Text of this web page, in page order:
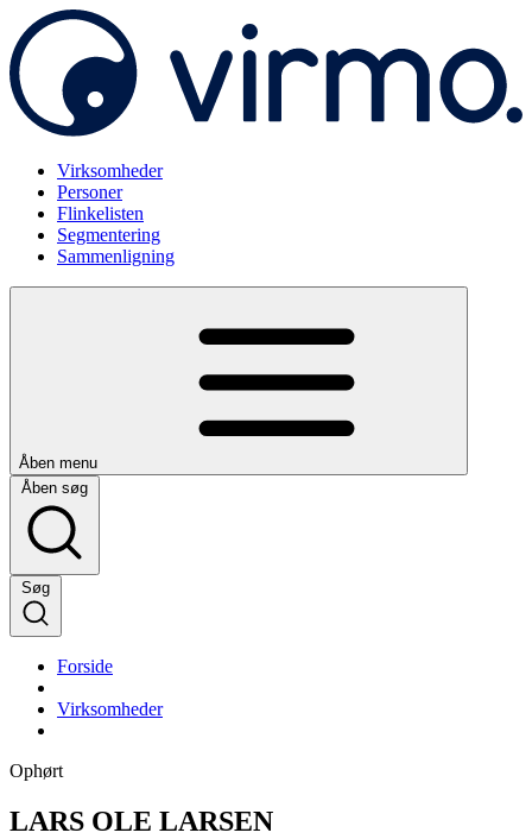
Virksomheder
Personer
Flinkelisten
Segmentering
Sammenligning
Åben menu
Åben søg
Søg
Forside
Virksomheder
Ophørt
LARS OLE LARSEN